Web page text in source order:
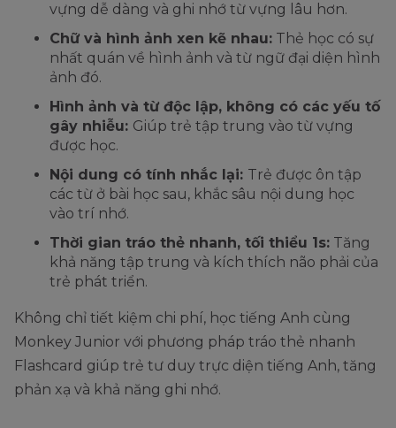
vựng dễ dàng và ghi nhớ từ vựng lâu hơn.
Chữ và hình ảnh xen kẽ nhau: Thẻ học có sự
nhất quán về hình ảnh và từ ngữ đại diện hình
ảnh đó.
Hình ảnh và từ độc lập, không có các yếu tố
gây nhiễu: Giúp trẻ tập trung vào từ vựng
được học.
Nội dung có tính nhắc lại: Trẻ được ôn tập
các từ ở bài học sau, khắc sâu nội dung học
vào trí nhớ.
Thời gian tráo thẻ nhanh, tối thiểu 1s: Tăng
khả năng tập trung và kích thích não phải của
trẻ phát triển.
Không chỉ tiết kiệm chi phí, học tiếng Anh cùng
Monkey Junior với phương pháp tráo thẻ nhanh
Flashcard giúp trẻ tư duy trực diện tiếng Anh, tăng
phản xạ và khả năng ghi nhớ.